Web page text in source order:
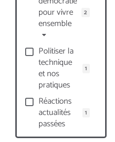
pour vivre
ensemble
2
Politiser la
technique
et nos
pratiques
1
Réactions
actualités
passées
1